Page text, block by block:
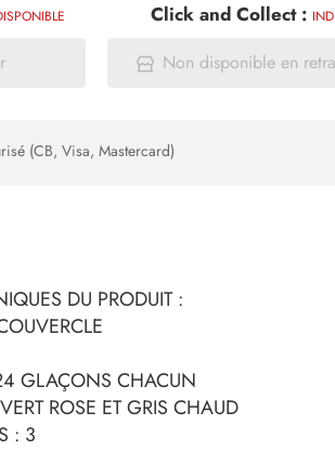
Click and Collect :
Non disponible en
(CB, Visa, Mastercard)
DU PRODUIT :
GLAÇONS CHACUN
ROSE ET GRIS CHAUD
: 3